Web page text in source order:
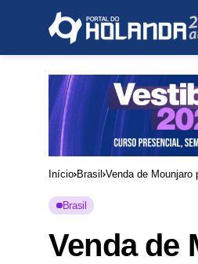
Início Brasil Venda de Mounjaro
Brasil
Venda de